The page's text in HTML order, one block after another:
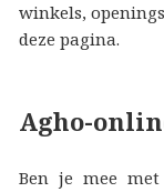
winkels,
deze pagina.
Agho-
Ben je mee